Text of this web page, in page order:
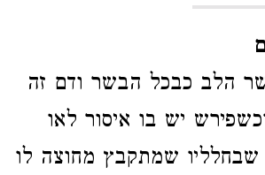
הלב כבכל הבשר ודם זה
יש בו איסור לאו
שבחלליו שמתקבץ מחוצה לו